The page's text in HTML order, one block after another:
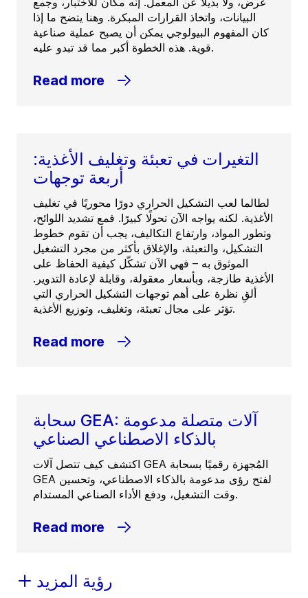
البيانات، واتخاذ القرارات المبكرة. وهنا يتضح ما إذا
كان المفهوم البيولوجي يمكن أن يصبح عملية صناعية
قوية. هذه الخطوة أكبر مما قد تبدو عليه.
Read more
التغيرات في تعبئة وتغليف الأغذية:
أربعة توجهات
لطالما لعب التشكيل الحراري دورًا محوريًا في تغليف
الأغذية. لكنه يواجه الآن تحولًا كبيرًا. فمع تشديد اللوائح،
وتطور المواد، وارتفاع التكاليف، يجب أن تقوم خطوط
التشكيل، والتعبئة، والإغلاق بأكثر من مجرد التشغيل
الموثوق به – فهي الآن تشكّل كيفية الحفاظ على
الأغذية طازجة، وبأسعار معقولة، وقابلة لإعادة التدوير.
ألقِ نظرة على أهم توجهات التشكيل الحراري التي
تؤثر على مجال تعبئة، وتغليف، وتوزيع الأغذية.
Read more
سحابة GEA: آلات متصلة مدعومة
بالذكاء الاصطناعي الصناعي
اكتشف كيف تتصل آلات GEA المُجهزة رقميًا بسحابة
GEA لفتح رؤى مدعومة بالذكاء الاصطناعي، وتحسين
وقت التشغيل، ودفع الأداء الصناعي المستدام.
Read more
رؤية المزيد